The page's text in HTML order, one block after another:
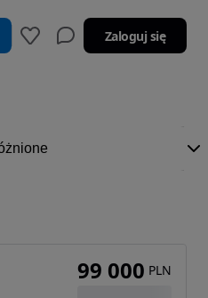
Zaloguj się
99 000 PLN